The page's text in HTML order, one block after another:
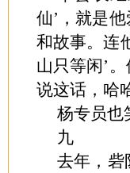
仙’，就是
和故事。连
山只等闲’
说这话，哈
杨专员也
九
去年，砦